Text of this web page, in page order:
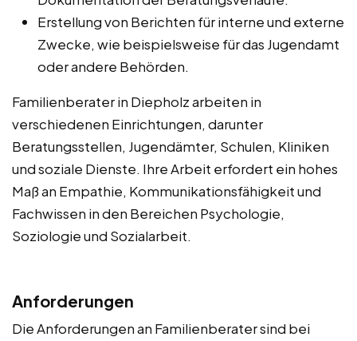
Erstellung von Berichten für interne und externe
Zwecke, wie beispielsweise für das Jugendamt
oder andere Behörden.
Familienberater in Diepholz arbeiten in
verschiedenen Einrichtungen, darunter
Beratungsstellen, Jugendämter, Schulen, Kliniken
und soziale Dienste. Ihre Arbeit erfordert ein hohes
Maß an Empathie, Kommunikationsfähigkeit und
Fachwissen in den Bereichen Psychologie,
Soziologie und Sozialarbeit.
Anforderungen
Die Anforderungen an Familienberater sind bei